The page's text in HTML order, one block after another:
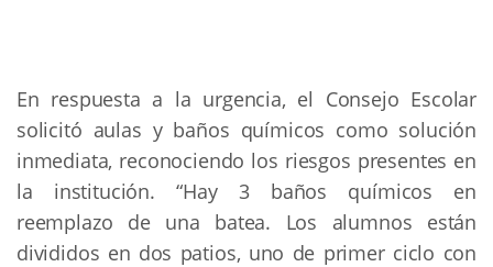
En respuesta a la urgencia, el Consejo Escolar
solicitó aulas y baños químicos como solución
inmediata, reconociendo los riesgos presentes en
la institución. “Hay 3 baños químicos en
reemplazo de una batea. Los alumnos están
divididos en dos patios, uno de primer ciclo con